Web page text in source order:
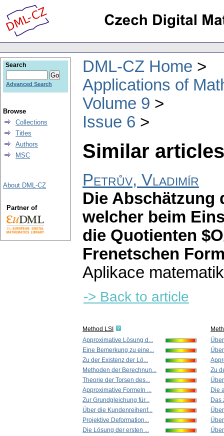
DML-CZ Home
Applications of
Volume 9
Issue 6
Similar
Petrův, Vladimír
Die Abschätzung
welcher beim
die Quotienten
Frenetschen
Aplikace
-> Back to article
Method LSI
Approximative Lösung d...
Eine Bemerkung zu eine...
Zu der Existenz der Lö...
Methoden der Berechnun...
Theorie der Torsen des...
Approximative Formeln ...
Zur Grundgleichung für...
Über die Kundenreihenf...
Projektive Deformation...
Die Lösung der ersten ...
Zu
Die
Das
Search
Advanced Search
Browse
Collections
Titles
Authors
MSC
About DML-CZ
Partner of